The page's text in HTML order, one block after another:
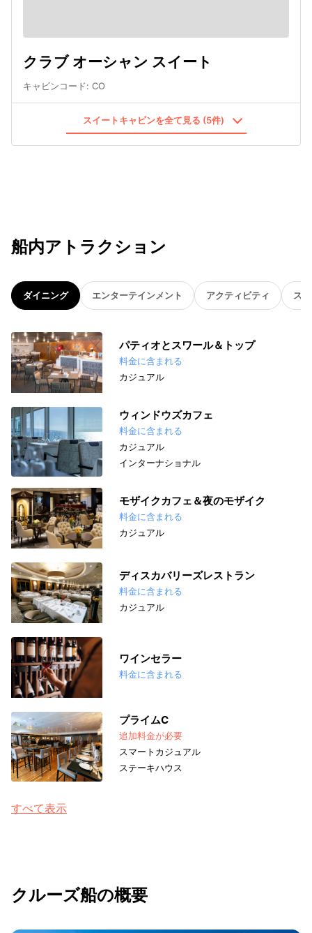
クラブ オーシャン スイート
キャビンコード: CO
スイートキャビンを全て見る (5件)
船内アトラクション
ダイニング エンターテインメント アクティビティ ス
パティオとスワール＆トップ
料金に含まれる
カジュアル
ウィンドウズカフェ
料金に含まれる
カジュアル
インターナショナル
モザイクカフェ＆夜のモザイク
料金に含まれる
カジュアル
ディスカバリーズレストラン
料金に含まれる
カジュアル
ワインセラー
料金に含まれる
プライムC
追加料金が必要
スマートカジュアル
ステーキハウス
すべて表示
クルーズ船の概要